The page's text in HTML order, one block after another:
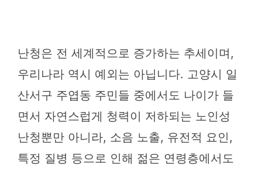
난청은 전 세계적으로 증가하는 추세이며,
우리나라 역시 예외는 아닙니다. 고양시 일
산서구 주엽동 주민들 중에서도 나이가 들
면서 자연스럽게 청력이 저하되는 노인성
난청뿐만 아니라, 소음 노출, 유전적 요인,
특정 질병 등으로 인해 젊은 연령층에서도